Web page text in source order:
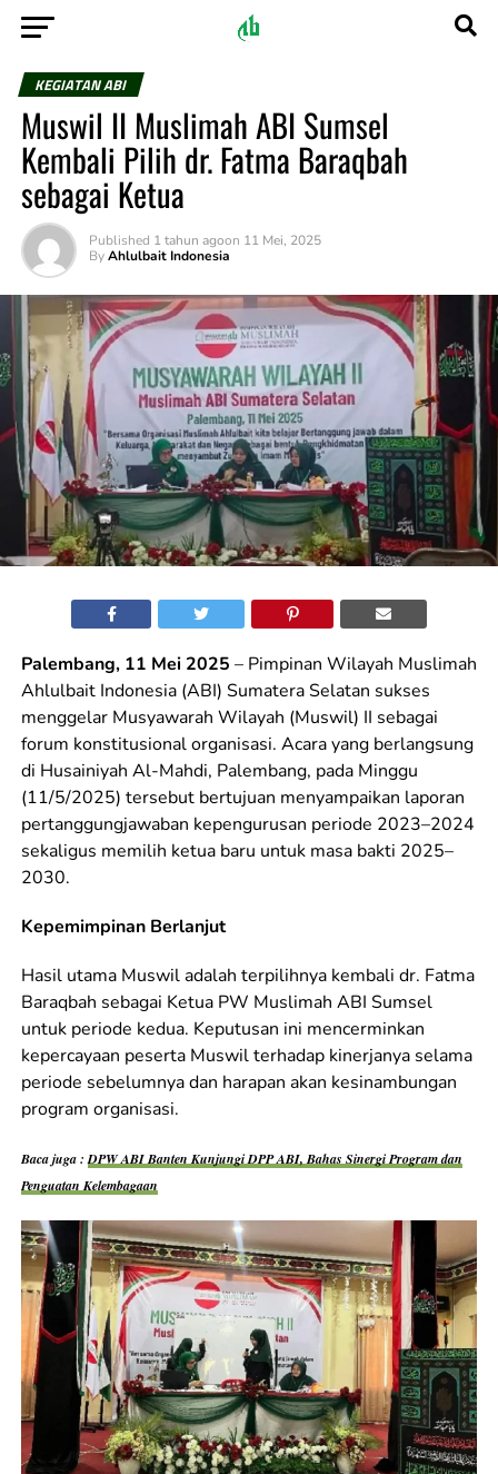
KEGIATAN ABI
Muswil II Muslimah ABI Sumsel
Kembali Pilih dr. Fatma Baraqbah
sebagai Ketua
Published 1 tahun agoon 11 Mei, 2025
By Ahlulbait Indonesia
Palembang, 11 Mei 2025 – Pimpinan Wilayah Muslimah
Ahlulbait Indonesia (ABI) Sumatera Selatan sukses
menggelar Musyawarah Wilayah (Muswil) II sebagai
forum konstitusional organisasi. Acara yang berlangsung
di Husainiyah Al-Mahdi, Palembang, pada Minggu
(11/5/2025) tersebut bertujuan menyampaikan laporan
pertanggungjawaban kepengurusan periode 2023–2024
sekaligus memilih ketua baru untuk masa bakti 2025–
2030.
Kepemimpinan Berlanjut
Hasil utama Muswil adalah terpilihnya kembali dr. Fatma
Baraqbah sebagai Ketua PW Muslimah ABI Sumsel
untuk periode kedua. Keputusan ini mencerminkan
kepercayaan peserta Muswil terhadap kinerjanya selama
periode sebelumnya dan harapan akan kesinambungan
program organisasi.
Baca juga :DPW ABI Banten Kunjungi DPP ABI, Bahas Sinergi Program dan
Penguatan Kelembagaan